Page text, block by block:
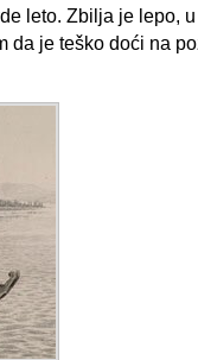
leto. Zbilja je lepo,
da je teško doći na